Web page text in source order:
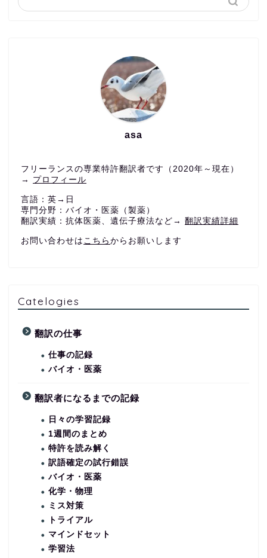
asa
フリーランスの専業特許翻訳者です（2020年～現在）
→ プロフィール
言語：英→日
専門分野：バイオ・医薬（製薬）
翻訳実績：抗体医薬、遺伝子療法など→ 翻訳実績詳細
お問い合わせは こちら からお願いします
Catelogies
翻訳の仕事
仕事の記録
バイオ・医薬
翻訳者になるまでの記録
日々の学習記録
1週間のまとめ
特許を読み解く
訳語確定の試行錯誤
バイオ・医薬
化学・物理
ミス対策
トライアル
マインドセット
学習法